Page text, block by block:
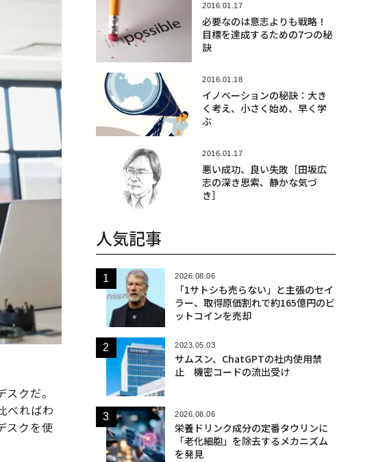
クだ。
べればわ
スクを使
2016.01.17
必要なのは意志よりも戦略！
目標を達成するための7つの秘
訣
2016.01.18
イノベーションの秘訣：大き
く考え、小さく始め、早く学
ぶ
2016.01.17
悪い成功、良い失敗［田坂広
志の深き思索、静かな気づ
き］
人気記事
2026.08.06
「1サトシも売らない」と主張のセイ
ラー、取得原価割れで約165億円のビ
ットコインを売却
2023.05.03
サムスン、ChatGPTの社内使用禁
止 機密コードの流出受け
2026.08.06
栄養ドリンク成分の定番タウリンに
「老化細胞」を除去するメカニズム
を発見